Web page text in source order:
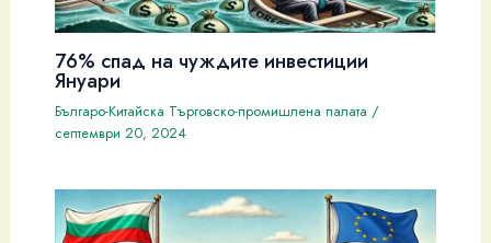
76% спад на чуждите инвестиции
Януари
Българо-Китайска Търговско-промишлена палaта /
септември 20, 2024